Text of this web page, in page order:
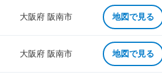
大阪府 阪南市 地図で見る
大阪府 阪南市 地図で見る